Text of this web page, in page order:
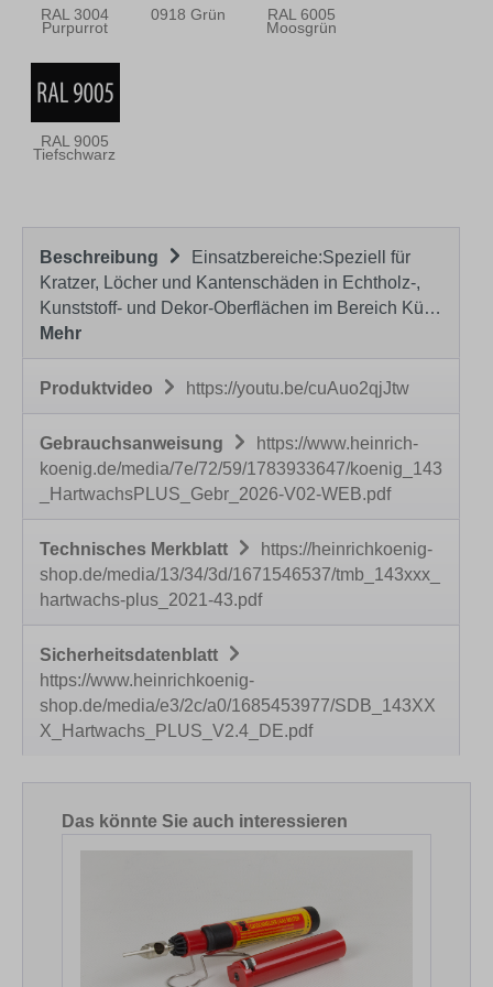
RAL 3004
Purpurrot
0918 Grün RAL 6005
Moosgrün
RAL 9005
Tiefschwarz
Beschreibung
Einsatzbereiche:Speziell für
Kratzer, Löcher und Kantenschäden in Echtholz-,
Kunststoff- und Dekor-Oberflächen im Bereich Kü…
Mehr
Produktvideo https://youtu.be/cuAuo2qjJtw
Gebrauchsanweisung
https://www.heinrich-
koenig.de/media/7e/72/59/1783933647/koenig_143
_HartwachsPLUS_Gebr_2026-V02-WEB.pdf
Technisches Merkblatt
https://heinrichkoenig-
shop.de/media/13/34/3d/1671546537/tmb_143xxx_
hartwachs-plus_2021-43.pdf
Sicherheitsdatenblatt
https://www.heinrichkoenig-
shop.de/media/e3/2c/a0/1685453977/SDB_143XX
X_Hartwachs_PLUS_V2.4_DE.pdf
Produktgalerie überspringen
Das könnte Sie auch interessieren